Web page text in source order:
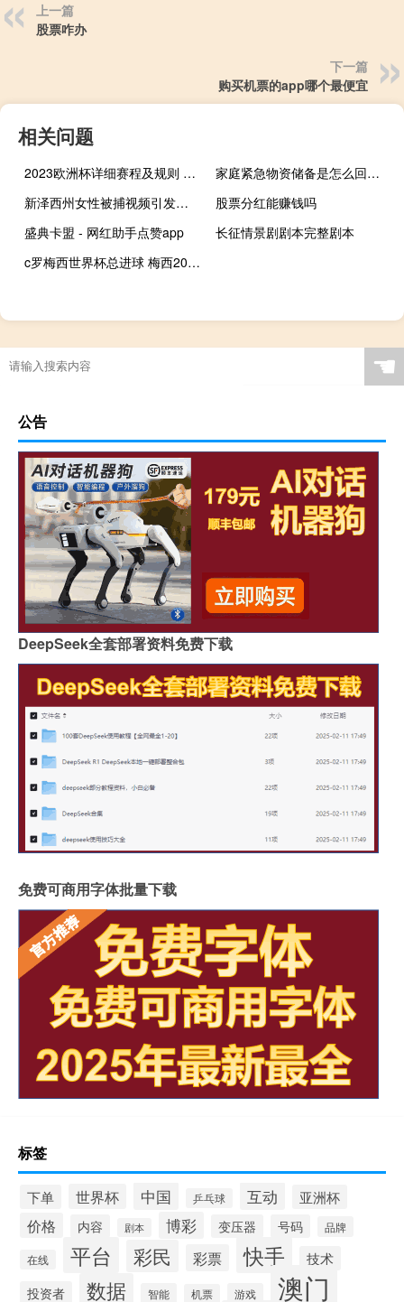
上一篇
股票咋办
下一篇
购买机票的app哪个最便宜
相关问题
2023欧洲杯详细赛程及规则 2020年欧洲杯赛程结果
家庭紧急物资储备是怎么回事 最近怎么突然让储备物资
新泽西州女性被捕视频引发的社会关注是什么？
股票分红能赚钱吗
盛典卡盟 - 网红助手点赞app
长征情景剧剧本完整剧本
c罗梅西世界杯总进球 梅西2018世界杯进球
☚
公告
DeepSeek全套部署资料免费下载
免费可商用字体批量下载
标签
下单 世界杯 中国 乒乓球 互动 亚洲杯
价格 内容 剧本 博彩 变压器 号码 品牌
在线 平台 彩民 彩票 快手 技术
投资者 数据 智能 机票 游戏 澳门